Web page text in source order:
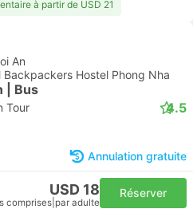
à partir de USD 21
An
Hostel Phong Nha
| Bus
Tour 4.5
Annulation gratuite
USD 18
comprises par adulte
Réserver